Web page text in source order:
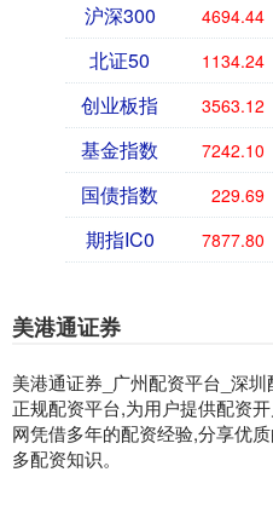
沪深300 4694.44
北证50 1134.24
创业板指 3563.12
基金指数 7242.10
国债指数 229.69
期指IC0 7877.80
美港通证券
美港通证券_广州配资平台_深
正规配资平台,为用户提供配资
网凭借多年的配资经验,分享优
多配资知识。